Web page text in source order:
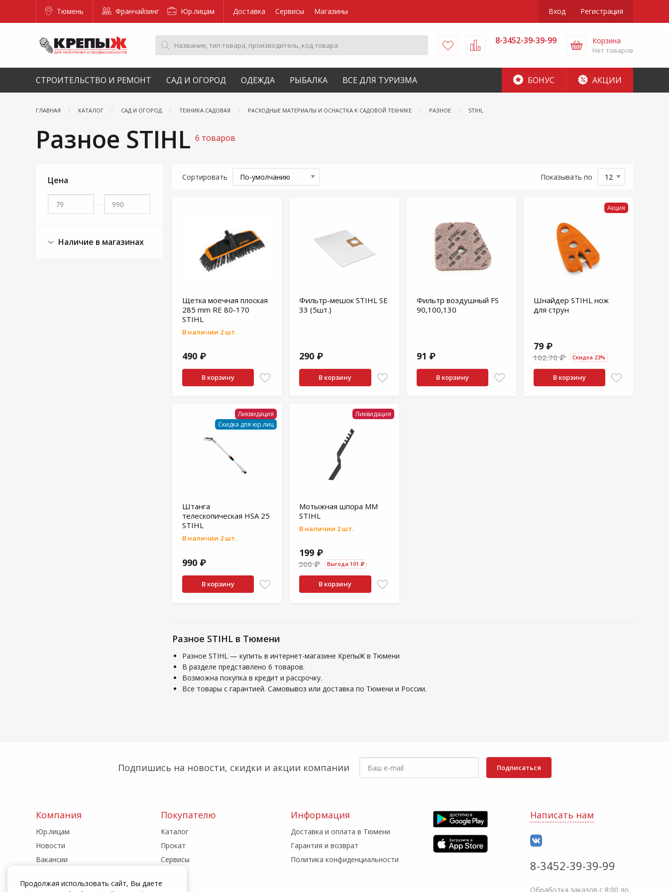
Тюмень Франчайзинг Юр.лицам Доставка Сервисы Магазины Вход Регистрация
8-3452-39-39-99 Корзина
Нет товаров
СТРОИТЕЛЬСТВО И РЕМОНТ САД И ОГОРОД ОДЕЖДА РЫБАЛКА ВСЕ ДЛЯ ТУРИЗМА БОНУС АКЦИИ
ГЛАВНАЯ КАТАЛОГ САД И ОГОРОД ТЕХНИКА САДОВАЯ РАСХОДНЫЕ МАТЕРИАЛЫ И ОСНАСТКА К САДОВОЙ ТЕХНИКЕ РАЗНОЕ STIHL
Разное STIHL 6 товаров
Цена
–
Наличие в магазинах
Сортировать Показывать по
Щетка моечная плоская
285 mm RE 80-170
STIHL
В наличии 2 шт.
490 ₽
В корзину
Фильтр-мешок STIHL SE
33 (5шт.)
290 ₽
В корзину
Фильтр воздушный FS
90,100,130
91 ₽
В корзину
Акция
Шнайдер STIHL нож
для струн
79 ₽
102.70 ₽ Скидка 23%
В корзину
Ликвидация
Скидка для юр.лиц
Штанга
телескопическая HSA 25
STIHL
В наличии 2 шт.
990 ₽
В корзину
Ликвидация
Мотыжная шпора MM
STIHL
В наличии 2 шт.
199 ₽
300 ₽ Выгода 101 ₽
В корзину
Разное STIHL в Тюмени
Разное STIHL — купить в интернет-магазине КрепыЖ в Тюмени
В разделе представлено 6 товаров.
Возможна покупка в кредит и рассрочку.
Все товары с гарантией. Самовывоз или доставка по Тюмени и России.
Подпишись на новости, скидки и акции компании Подписаться
Компания
Юр.лицам
Новости
Вакансии
Адреса магазинов
Покупателю
Каталог
Прокат
Сервисы
Статьи
Информация
Доставка и оплата в Тюмени
Гарантия и возврат
Политика конфиденциальности
Написать нам
8-3452-39-39-99
Обработка заказов с 8:00 до
Продолжая использовать сайт, Вы даете